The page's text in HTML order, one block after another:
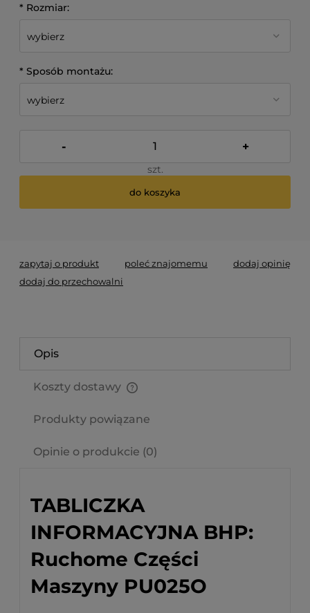
* Rozmiar:
* Sposób montażu:
- +
szt.
do koszyka
zapytaj o produkt poleć znajomemu
dodaj opinię
dodaj do przechowalni
Opis
Koszty dostawy
Produkty powiązane
Opinie o produkcie (0)
TABLICZKA
INFORMACYJNA BHP:
Ruchome Części
Maszyny PU025O